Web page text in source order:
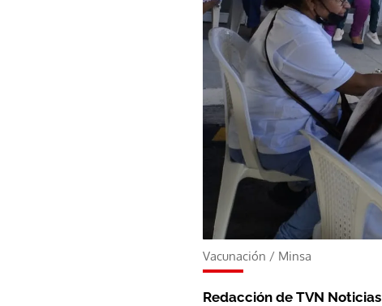
Vacunación / Minsa
Redacción de TVN Noticias